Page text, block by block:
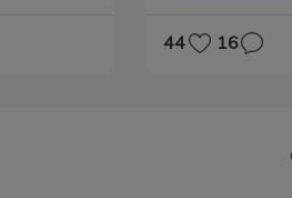
44 16